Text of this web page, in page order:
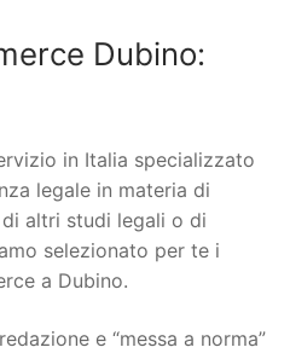
Dubino:
in Italia specializzato
legale in materia di
altri studi legali o di
selezionato per te i
a Dubino.
e “messa a norma”